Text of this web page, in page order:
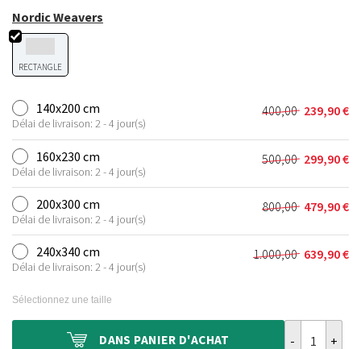
Nordic Weavers
RECTANGLE
140x200 cm
Délai de livraison: 2 - 4 jour(s)
400,00
Le
prix
initial
était :
400,00 €.
239,90€
Le
prix
actuel
est :
239,90 €.
160x230 cm
Délai de livraison: 2 - 4 jour(s)
500,00
Le
prix
initial
était :
500,00 €.
299,90€
Le
prix
actuel
est :
299,90 €.
200x300 cm
Délai de livraison: 2 - 4 jour(s)
800,00
Le
prix
initial
était :
479,90€
Le
prix
actuel
est :
240x340 cm
Délai de livraison: 2 - 4 jour(s)
1.000,00
Le
1.000,00 €.
639,90€
Le
639,90 €.
Sélectionnez une taille
DANS PANIER D'ACHAT